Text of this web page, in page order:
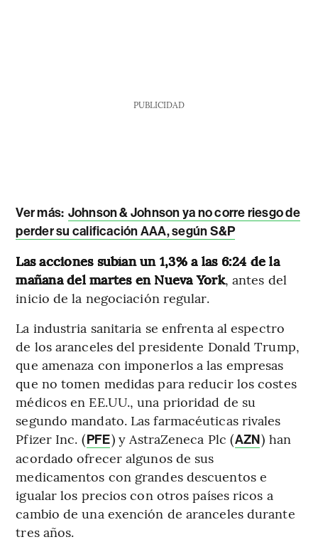
PUBLICIDAD
Ver más: Johnson & Johnson ya no corre riesgo de
perder su calificación AAA, según S&P
Las acciones subían un 1,3% a las 6:24 de la
mañana del martes en Nueva York, antes del
inicio de la negociación regular.
La industria sanitaria se enfrenta al espectro
de los aranceles del presidente Donald Trump,
que amenaza con imponerlos a las empresas
que no tomen medidas para reducir los costes
médicos en EE.UU., una prioridad de su
segundo mandato. Las farmacéuticas rivales
Pfizer Inc. (PFE) y AstraZeneca Plc (AZN) han
acordado ofrecer algunos de sus
medicamentos con grandes descuentos e
igualar los precios con otros países ricos a
cambio de una exención de aranceles durante
tres años.